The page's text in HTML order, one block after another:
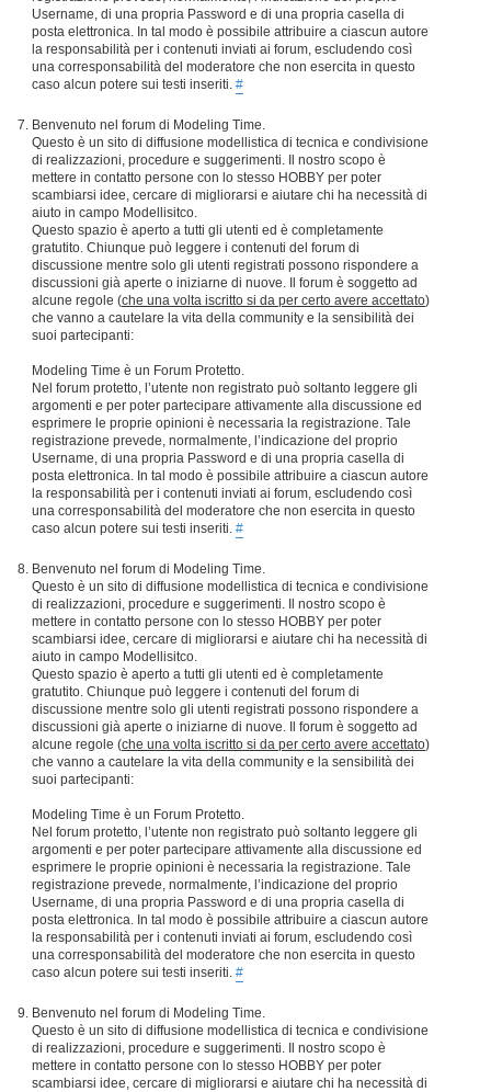
Username, di una propria Password e di una propria casella di
posta elettronica. In tal modo è possibile attribuire a ciascun autore
la responsabilità per i contenuti inviati ai forum, escludendo così
una corresponsabilità del moderatore che non esercita in questo
caso alcun potere sui testi inseriti. #
Benvenuto nel forum di Modeling Time.
Questo è un sito di diffusione modellistica di tecnica e condivisione
di realizzazioni, procedure e suggerimenti. Il nostro scopo è
mettere in contatto persone con lo stesso HOBBY per poter
scambiarsi idee, cercare di migliorarsi e aiutare chi ha necessità di
aiuto in campo Modellisitco.
Questo spazio è aperto a tutti gli utenti ed è completamente
gratutito. Chiunque può leggere i contenuti del forum di
discussione mentre solo gli utenti registrati possono rispondere a
discussioni già aperte o iniziarne di nuove. Il forum è soggetto ad
alcune regole (che una volta iscritto si da per certo avere accettato)
che vanno a cautelare la vita della community e la sensibilità dei
suoi partecipanti:
Modeling Time è un Forum Protetto.
Nel forum protetto, l’utente non registrato può soltanto leggere gli
argomenti e per poter partecipare attivamente alla discussione ed
esprimere le proprie opinioni è necessaria la registrazione. Tale
registrazione prevede, normalmente, l’indicazione del proprio
Username, di una propria Password e di una propria casella di
posta elettronica. In tal modo è possibile attribuire a ciascun autore
la responsabilità per i contenuti inviati ai forum, escludendo così
una corresponsabilità del moderatore che non esercita in questo
caso alcun potere sui testi inseriti. #
Benvenuto nel forum di Modeling Time.
Questo è un sito di diffusione modellistica di tecnica e condivisione
di realizzazioni, procedure e suggerimenti. Il nostro scopo è
mettere in contatto persone con lo stesso HOBBY per poter
scambiarsi idee, cercare di migliorarsi e aiutare chi ha necessità di
aiuto in campo Modellisitco.
Questo spazio è aperto a tutti gli utenti ed è completamente
gratutito. Chiunque può leggere i contenuti del forum di
discussione mentre solo gli utenti registrati possono rispondere a
discussioni già aperte o iniziarne di nuove. Il forum è soggetto ad
alcune regole (che una volta iscritto si da per certo avere accettato)
che vanno a cautelare la vita della community e la sensibilità dei
suoi partecipanti:
Modeling Time è un Forum Protetto.
Nel forum protetto, l’utente non registrato può soltanto leggere gli
argomenti e per poter partecipare attivamente alla discussione ed
esprimere le proprie opinioni è necessaria la registrazione. Tale
registrazione prevede, normalmente, l’indicazione del proprio
Username, di una propria Password e di una propria casella di
posta elettronica. In tal modo è possibile attribuire a ciascun autore
la responsabilità per i contenuti inviati ai forum, escludendo così
una corresponsabilità del moderatore che non esercita in questo
caso alcun potere sui testi inseriti. #
Benvenuto nel forum di Modeling Time.
Questo è un sito di diffusione modellistica di tecnica e condivisione
di realizzazioni, procedure e suggerimenti. Il nostro scopo è
mettere in contatto persone con lo stesso HOBBY per poter
scambiarsi idee, cercare di migliorarsi e aiutare chi ha necessità di